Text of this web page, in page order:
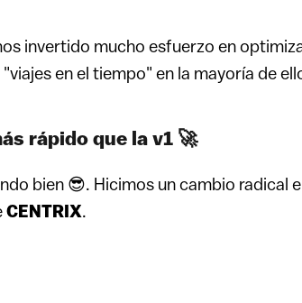
invertido mucho esfuerzo en
en el tiempo" en la mayoría de
rápido que la v1 🚀
bien 😎. Hicimos un cambio radical
CENTRIX.